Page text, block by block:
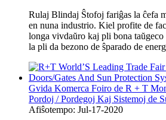
Rulaj Blindaj Ŝtofoj fariĝas la ĉefa
en nuna industrio. Kiel profite de
longa vivdaŭro kaj pli bona
la pli da bezono de ŝparado de
Gvida Komerca Foiro de R + T
Pordoj / Pordegoj Kaj Sistemoj de
Afiŝotempo: Jul-17-2020